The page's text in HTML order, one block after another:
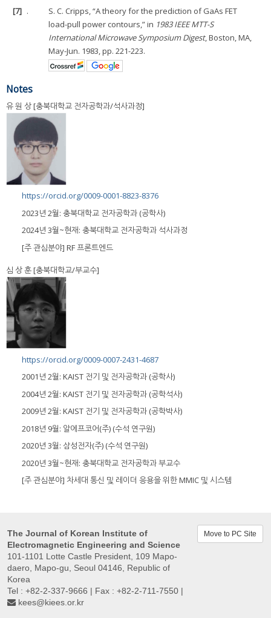
[7] .
S. C. Cripps, “A theory for the prediction of GaAs FET
load-pull power contours,” in 1983 IEEE MTT-S
International Microwave Symposium Digest, Boston, MA,
May-Jun. 1983, pp. 221-223.
Notes
유 원 상 [충북대학교 전자공학과/석사과정]
https://orcid.org/0009-0001-8823-8376
2023년 2월: 충북대학교 전자공학과 (공학사)
2024년 3월~현재: 충북대학교 전자공학과 석사과정
[주 관심분야] RF 프론트엔드
심 상 훈 [충북대학교/부교수]
https://orcid.org/0009-0007-2431-4687
2001년 2월: KAIST 전기 및 전자공학과 (공학사)
2004년 2월: KAIST 전기 및 전자공학과 (공학석사)
2009년 2월: KAIST 전기 및 전자공학과 (공학박사)
2018년 9월: 알에프코어(주) (수석 연구원)
2020년 3월: 삼성전자(주) (수석 연구원)
2020년 3월~현재: 충북대학교 전자공학과 부교수
[주 관심분야] 차세대 통신 및 레이더 응용을 위한 MMIC 및 시스템
The Journal of Korean Institute of
Electromagnetic Engineering and Science
101-1101 Lotte Castle President, 109 Mapo-
daero, Mapo-gu, Seoul 04146, Republic of
Korea
Tel : +82-2-337-9666 | Fax : +82-2-711-7550 |
kees@kiees.or.kr
Move to PC Site